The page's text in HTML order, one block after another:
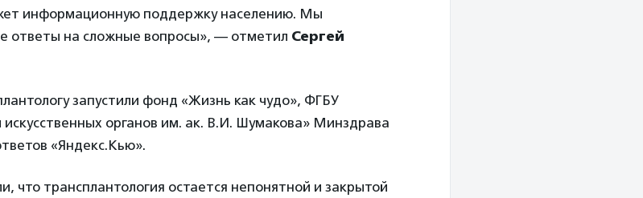
информационную поддержку населению. Мы
ответы на сложные вопросы», — отметил Сергей
запустили фонд «Жизнь как чудо», ФГБУ
органов им. ак. В.И. Шумакова» Минздрава
«Яндекс.Кью».
что трансплантология остается непонятной и закрытой